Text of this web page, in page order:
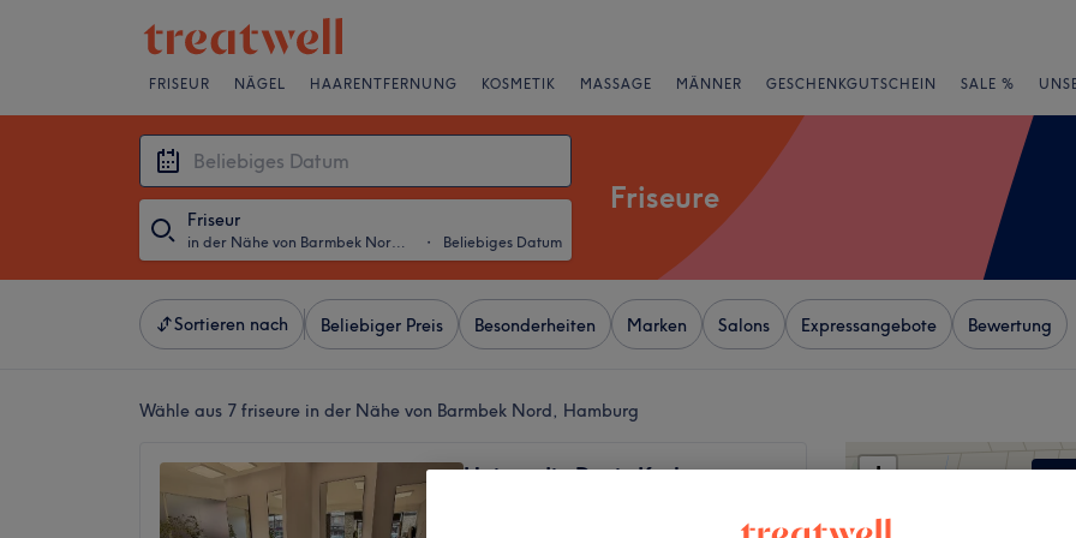
FRISEUR NÄGEL HAARENTFERNUNG KOSMETIK MASSAGE MÄNNER GESCHENKGUTSCHEIN SALE %
Friseur
in der Nähe von Barmbek Nord, Hamburg ・ Beliebiges Datum
Friseure
Sortieren nach Beliebiger Preis Besonderheiten Marken Salons Expressangebote Bewertung
Wähle aus 7 friseure in der Nähe von Barmbek Nord, Hamburg
Hairstudio Deniz Karl
+
−